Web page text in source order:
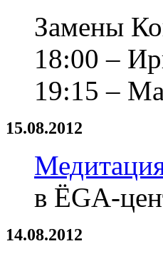
Замены
18:00 –
19:15 –
15.08.2012
в ЁGА-
14.08.2012